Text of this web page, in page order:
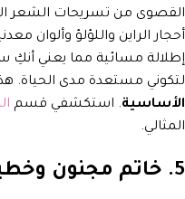
القصوى من تسريحات الشعر
أحجار الراين واللؤلؤ وألوان
إطلالة مسائية مما يعني أنكِ
لتكوني مستعدة مدى الحياة.
الأساسية. استكشفي قسم
المثالي.
5. خاتم مجنون وخطير